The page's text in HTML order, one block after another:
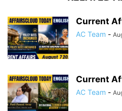
Current
AC Team -
Current
AC Team -